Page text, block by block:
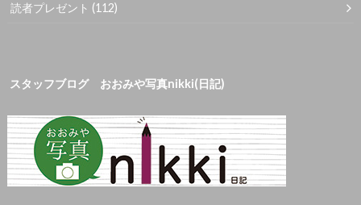
読者プレゼント (112)
スタッフブログ おおみや写真nikki(日記)